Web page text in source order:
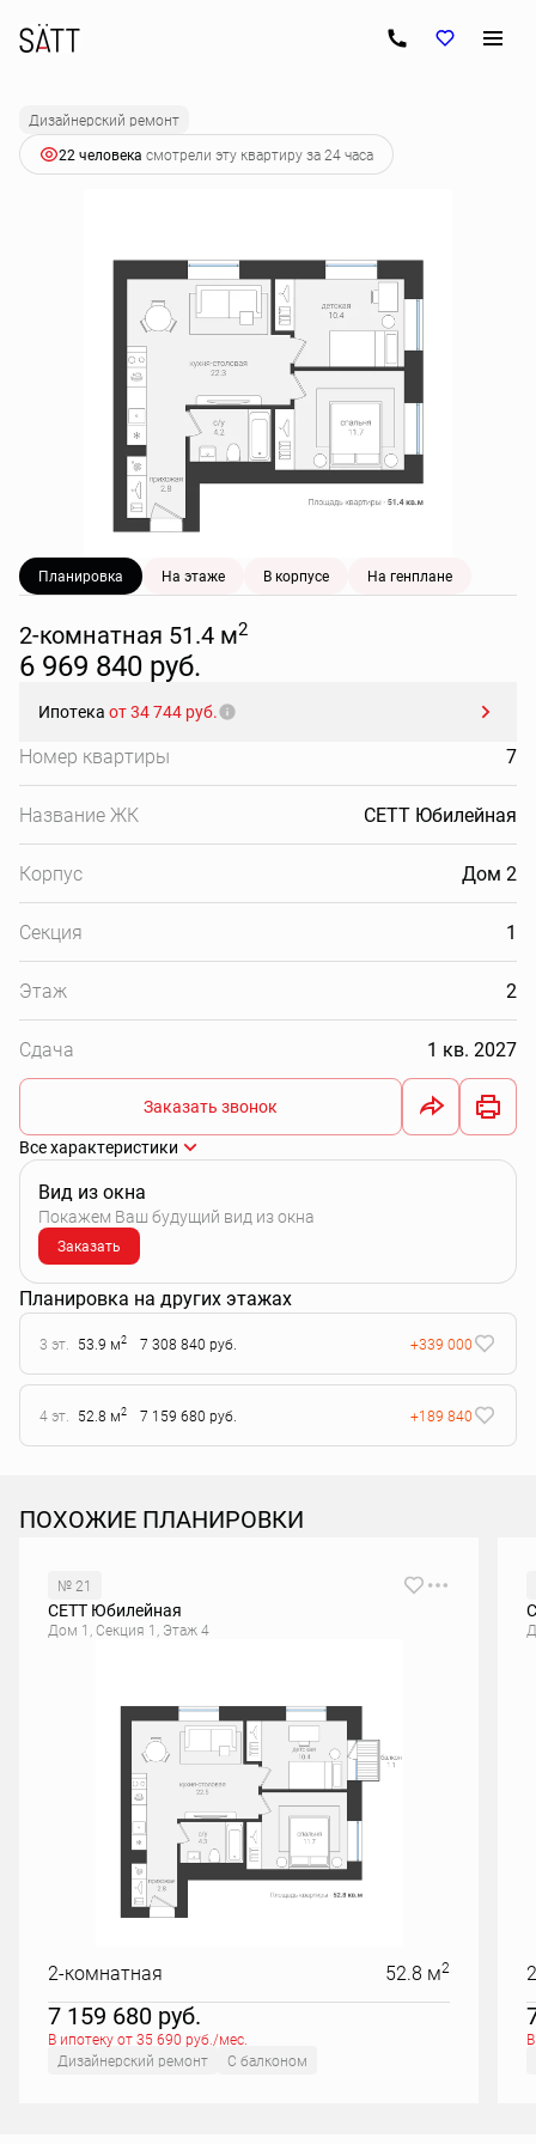
2-комнатная 6 969 840 руб.
Ипотека
Дизайнерский ремонт
22 человекa смотрели эту квартиру за 24 часа
Планировка На этаже В корпусе На генплане
2-комнатная 51.4 м2
6 969 840 руб.
Ипотека от 34 744 руб.
Номер квартиры 7
Название ЖК СЕТТ Юбилейная
Корпус Дом 2
Секция 1
Этаж 2
Сдача 1 кв. 2027
Заказать звонок
Все характеристики
Вид из окна
Покажем Ваш будущий вид из окна
Заказать
Планировка на других этажах
3 эт. 53.9 м2 7 308 840 руб. +339 000
4 эт. 52.8 м2 7 159 680 руб. +189 840
ПОХОЖИЕ ПЛАНИРОВКИ
№ 21
СЕТТ Юбилейная
Дом 1, Секция 1, Этаж 4
2-комнатная 52.8 м2
7 159 680 руб.
В ипотеку от 35 690 руб./мес.
Дизайнерский ремонт
С балконом